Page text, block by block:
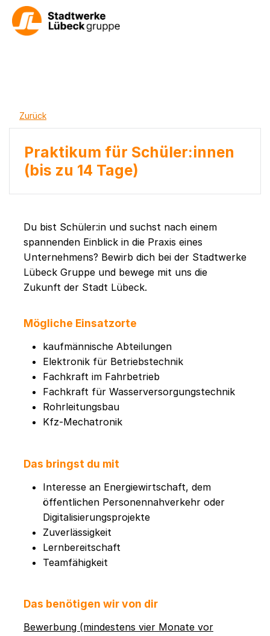
Zurück
Praktikum für Schüler:innen
(bis zu 14 Tage)
Du bist Schüler:in und suchst nach einem
spannenden Einblick in die Praxis eines
Unternehmens? Bewirb dich bei der Stadtwerke
Lübeck Gruppe und bewege mit uns die
Zukunft der Stadt Lübeck.
Mögliche Einsatzorte
kaufmännische Abteilungen
Elektronik für Betriebstechnik
Fachkraft im Fahrbetrieb
Fachkraft für Wasserversorgungstechnik
Rohrleitungsbau
Kfz-Mechatronik
Das bringst du mit
Interesse an Energiewirtschaft, dem
öffentlichen Personennahverkehr oder
Digitalisierungsprojekte
Zuverlässigkeit
Lernbereitschaft
Teamfähigkeit
Das benötigen wir von dir
Bewerbung (mindestens vier Monate vor